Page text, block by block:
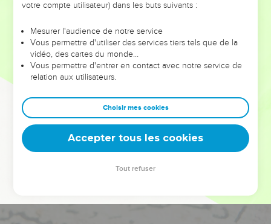
leur foi ou leur vision. Mais on voit moins les doutes, les erreurs
et les saisons difficiles qu'ils ont traversés, alors même que ce
sont elles qui les ont façonnés.
Dans cette conférence, leaders, entrepreneurs, et responsables
clés pour avancer avec plus de sagesse afin que leurs erreurs
deviennent vos tremplins. Que vous guidiez un ministère, une
équipe, un groupe ou une famille, leur expérience est faite
votre compte utilisateur) dans les buts suivants :
Mesurer l'audience de notre service
Vous permettre d'utiliser des services tiers tels que de la
vidéo, des cartes du monde…
Vous permettre d'entrer en contact avec notre service de
relation aux utilisateurs.
Choisir mes cookies
Accepter tous les cookies
Tout refuser